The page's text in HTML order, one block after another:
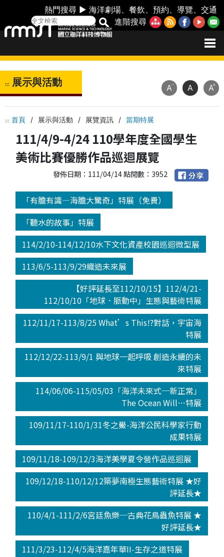
熱門搜尋 ►海洋劇場 、餐飲 、預約 、導覽 、交通
進階搜尋
::: 展示與活動
::: 首頁 / 展示與活動 / 展覽資訊 / 當期特展
A- A A+
111/4/9-4/24 110學年度全國學生
美術比賽優勝作品巡迴展覽
發佈日期：111/04/14 點閱數：3952
「有膽有識—海膽大驚奇」特展（免費）
「聽水的故事」特展
114/2/10-114/12/10水下文化資產校園巡迴微型展
113/6/5-113/9/29織造未來展
【好評延長至112/10/15】112/4/21-
112/10/10「地球．脈動中」生態與藝術特展
112/11/17-113/8/25 What’s This!?對話，宇宙海
特展
112/12/22-113/9/1 與地球一起呼吸 創造永續的未
來特展
114/06/06-115/05/03「海洋未來式─新正常」
The Ocean Will…特展
109/11/17-110/1/31冬之鱟-海洋公民科學家行動
成果特展
109/11/18-109/12/3海洋美學夏令營作品巡迴展
109/12/18-110/12/12築夢南極生態藝術特展 ★好
評延長★
110/4/1-111/2/6宮廷魚樂─古典花鳥蟲魚特展 ★
好評延長★
111/3/23-112/4/5海洋嘉年華II-生存之道特展